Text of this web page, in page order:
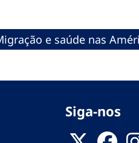
e saúde nas
Siga-nos